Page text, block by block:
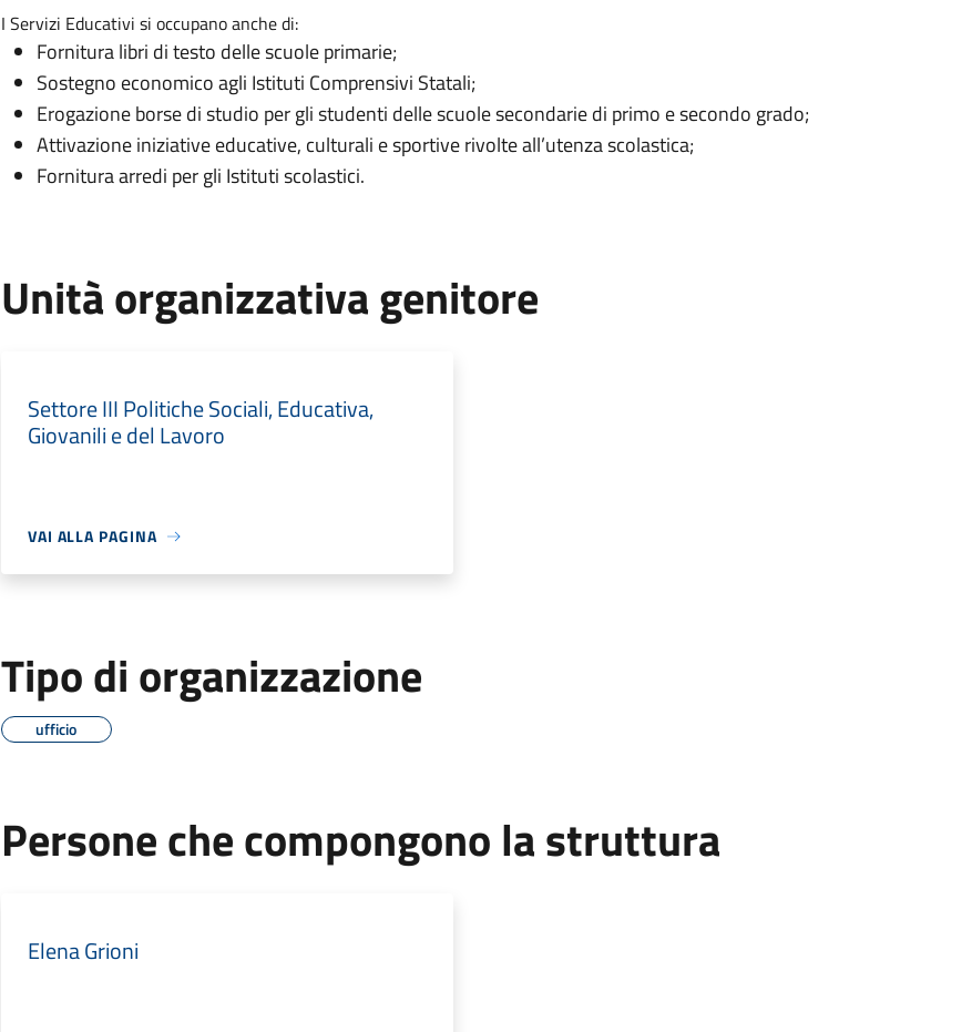
I Servizi Educativi si occupano anche di:
Fornitura libri di testo delle scuole primarie;
Sostegno economico agli Istituti Comprensivi Statali;
Erogazione borse di studio per gli studenti delle scuole secondarie di primo e secondo grado;
Attivazione iniziative educative, culturali e sportive rivolte all’utenza scolastica;
Fornitura arredi per gli Istituti scolastici.
Unità organizzativa genitore
Settore III Politiche Sociali, Educativa,
Giovanili e del Lavoro
VAI ALLA PAGINA
Tipo di organizzazione
ufficio
Persone che compongono la struttura
Elena Grioni